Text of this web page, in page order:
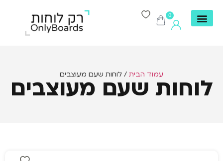
0
עמוד הבית / לוחות שעם מעוצבים
לוחות שעם מעוצבים